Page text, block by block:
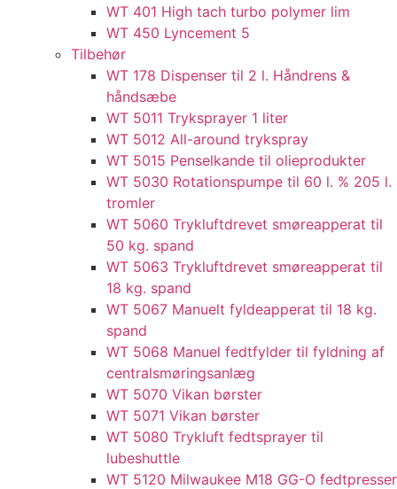
WT 401 High tach turbo polymer lim
WT 450 Lyncement 5
Tilbehør
WT 178 Dispenser til 2 l. Håndrens &
håndsæbe
WT 5011 Tryksprayer 1 liter
WT 5012 All-around trykspray
WT 5015 Penselkande til olieprodukter
WT 5030 Rotationspumpe til 60 l. % 205 l.
tromler
WT 5060 Trykluftdrevet smøreapperat til
50 kg. spand
WT 5063 Trykluftdrevet smøreapperat til
18 kg. spand
WT 5067 Manuelt fyldeapperat til 18 kg.
spand
WT 5068 Manuel fedtfylder til fyldning af
centralsmøringsanlæg
WT 5070 Vikan børster
WT 5071 Vikan børster
WT 5080 Trykluft fedtsprayer til
lubeshuttle
WT 5120 Milwaukee M18 GG-O fedtpresser